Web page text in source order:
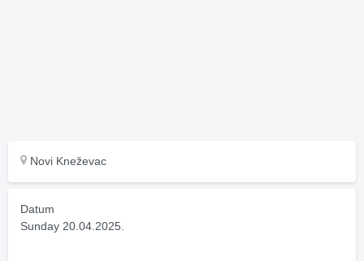
Novi Kneževac
Datum
Sunday 20.04.2025.